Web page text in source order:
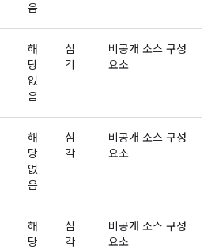
음
해
당
없
음
심
각
비공개 소스 구성
요소
해
당
없
음
심
각
비공개 소스 구성
요소
해
당
심
각
비공개 소스 구성
요소